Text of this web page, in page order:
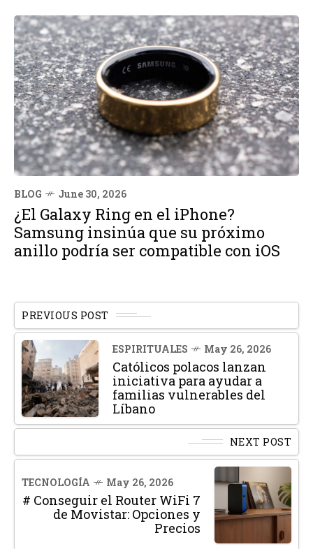
BLOG June 30, 2026
¿El Galaxy Ring en el iPhone?
Samsung insinúa que su próximo
anillo podría ser compatible con iOS
PREVIOUS POST
ESPIRITUALES May 26, 2026
Católicos polacos lanzan
iniciativa para ayudar a
familias vulnerables del
Líbano
NEXT POST
TECNOLOGÍA May 26, 2026
# Conseguir el Router WiFi 7
de Movistar: Opciones y
Precios